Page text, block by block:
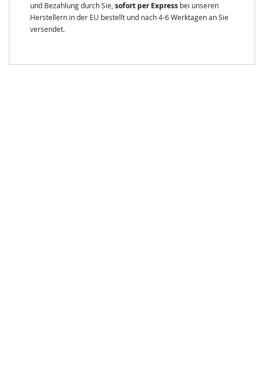
und Bezahlung durch Sie, sofort per Express bei unseren
Herstellern in der EU bestellt und nach 4-6 Werktagen an Sie
versendet.